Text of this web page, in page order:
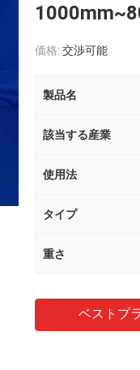
価格: 交渉可能
製品名
該当する産業
使用法
タイプ
重さ
ベストプ